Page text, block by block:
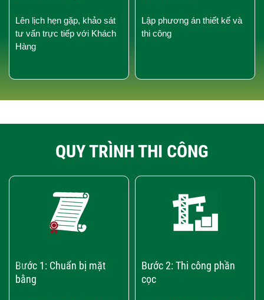
Lên lịch hẹn gặp, khảo sát
tư vấn trực tiếp với Khách
Hàng
Lập phương án thiết kế và
thi công
QUY TRÌNH THI CÔNG
Bước 1: Chuẩn bị mặt
bằng
Bước 2: Thi công phần
cọc
›
‹